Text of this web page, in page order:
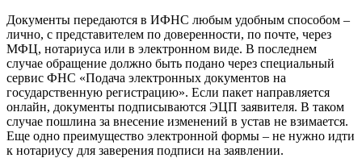
Документы передаются в ИФНС любым удобным способом –
лично, с представителем по доверенности, по почте, через
МФЦ, нотариуса или в электронном виде. В последнем
случае обращение должно быть подано через специальный
сервис ФНС «Подача электронных документов на
государственную регистрацию». Если пакет направляется
онлайн, документы подписываются ЭЦП заявителя. В таком
случае пошлина за внесение изменений в устав не взимается.
Еще одно преимущество электронной формы – не нужно идти
к нотариусу для заверения подписи на заявлении.